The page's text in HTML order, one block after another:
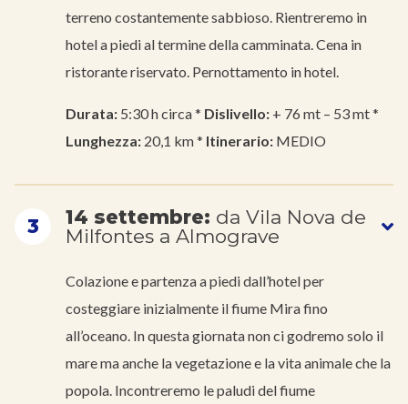
terreno costantemente sabbioso. Rientreremo in
hotel a piedi al termine della camminata. Cena in
ristorante riservato. Pernottamento in hotel.
Durata: 5:30 h circa * Dislivello: + 76 mt – 53 mt *
Lunghezza: 20,1 km * Itinerario: MEDIO
3 14 settembre: da Vila Nova de
Milfontes a Almograve
Colazione e partenza a piedi dall’hotel per
costeggiare inizialmente il fiume Mira fino
all’oceano. In questa giornata non ci godremo solo il
mare ma anche la vegetazione e la vita animale che la
popola. Incontreremo le paludi del fiume